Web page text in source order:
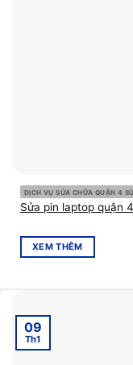
DỊCH VỤ SỬA CHỮA QUẬN 4
Sửa pin laptop quận
XEM THÊM
09
Th1